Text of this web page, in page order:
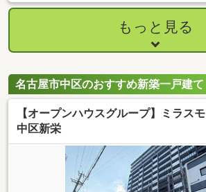
もっと見る
名古屋市中区のおすすめ新築一戸建て
【オープンハウスグループ】ミラス
中区新栄